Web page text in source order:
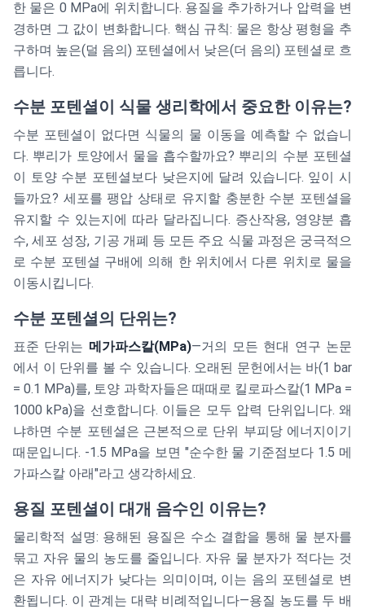
한 물은 0 MPa에 위치합니다. 용질을 추가하거나 압력을 변
경하면 그 값이 변화합니다. 핵심 규칙: 물은 항상 평형을 추
구하며 높은(덜 음의) 포텐셜에서 낮은(더 음의) 포텐셜로 흐
릅니다.
수분 포텐셜이 식물 생리학에서 중요한 이유는?
수분 포텐셜이 없다면 식물의 물 이동을 예측할 수 없습니
다. 뿌리가 토양에서 물을 흡수할까요? 뿌리의 수분 포텐셜
이 토양 수분 포텐셜보다 낮은지에 달려 있습니다. 잎이 시
들까요? 세포를 팽압 상태로 유지할 충분한 수분 포텐셜을
유지할 수 있는지에 따라 달라집니다. 증산작용, 영양분 흡
수, 세포 성장, 기공 개폐 등 모든 주요 식물 과정은 궁극적으
로 수분 포텐셜 구배에 의해 한 위치에서 다른 위치로 물을
이동시킵니다.
수분 포텐셜의 단위는?
표준 단위는 메가파스칼(MPa)—거의 모든 현대 연구 논문
에서 이 단위를 볼 수 있습니다. 오래된 문헌에서는 바(1 bar
= 0.1 MPa)를, 토양 과학자들은 때때로 킬로파스칼(1 MPa =
1000 kPa)을 선호합니다. 이들은 모두 압력 단위입니다. 왜
냐하면 수분 포텐셜은 근본적으로 단위 부피당 에너지이기
때문입니다. -1.5 MPa을 보면 "순수한 물 기준점보다 1.5 메
가파스칼 아래"라고 생각하세요.
용질 포텐셜이 대개 음수인 이유는?
물리학적 설명: 용해된 용질은 수소 결합을 통해 물 분자를
묶고 자유 물의 농도를 줄입니다. 자유 물 분자가 적다는 것
은 자유 에너지가 낮다는 의미이며, 이는 음의 포텐셜로 변
환됩니다. 이 관계는 대략 비례적입니다—용질 농도를 두 배